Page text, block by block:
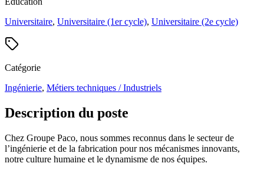
Universitaire, Universitaire (1er cycle), Universitaire (2e cycle)
Catégorie
Ingénierie, Métiers techniques / Industriels
Description du poste
Chez Groupe Paco, nous sommes reconnus dans le secteur de
l’ingénierie et de la fabrication pour nos mécanismes innovants,
notre culture humaine et le dynamisme de nos équipes.